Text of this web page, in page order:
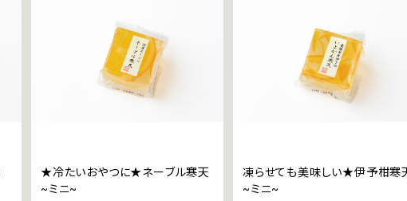
★冷たいおやつに★ネーブル寒天
~ミニ~
凍らせても美味しい★伊予柑寒
~ミニ~